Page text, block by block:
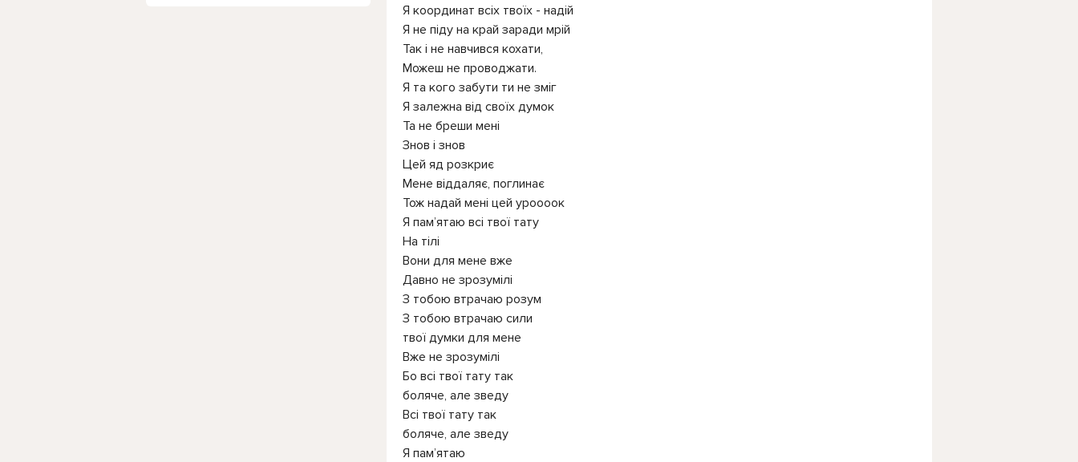
Я координат всіх твоїх - надій
Я не піду на край заради мрій
Так і не навчився кохати,
Можеш не проводжати.
Я та кого забути ти не зміг
Я залежна від своїх думок
Та не бреши мені
Знов і знов
Цей яд розкриє
Мене віддаляє, поглинає
Тож надай мені цей уроооок
Я пам’ятаю всі твої тату
На тілі
Вони для мене вже
Давно не зрозумілі
З тобою втрачаю розум
З тобою втрачаю сили
твої думки для мене
Вже не зрозумілі
Бо всі твої тату так
боляче, але зведу
Всі твої тату так
боляче, але зведу
Я пам’ятаю